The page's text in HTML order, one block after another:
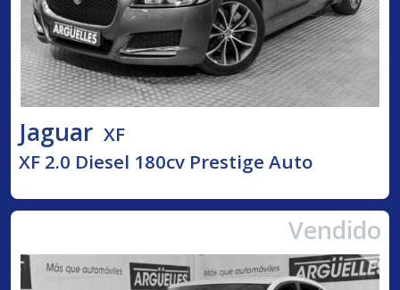
Jaguar XF
XF 2.0 Diesel 180cv Prestige Auto
Vendido